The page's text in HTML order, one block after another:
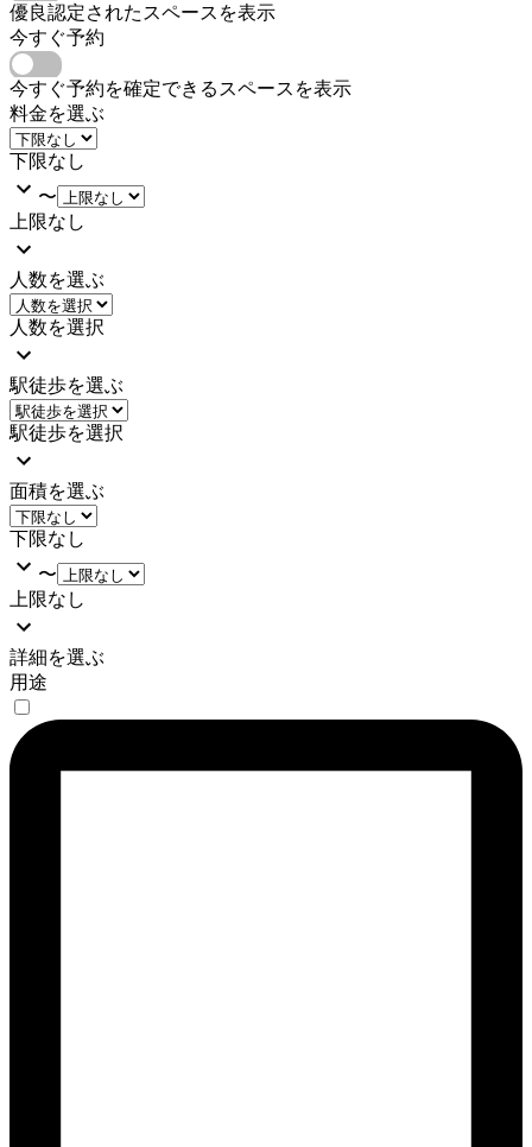
優良認定されたスペースを表示
今すぐ予約
今すぐ予約を確定できるスペースを表示
料金を選ぶ
下限なし
〜
上限なし
人数を選ぶ
人数を選択
駅徒歩を選ぶ
駅徒歩を選択
面積を選ぶ
下限なし
〜
上限なし
詳細を選ぶ
用途